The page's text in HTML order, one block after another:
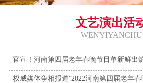
文艺演出活
WENYIYANCHU
官宣！河南第四届老年春晚节目单新鲜出
权威媒体争相报道“2022河南第四届老年